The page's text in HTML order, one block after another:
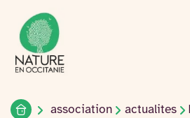
Accéder
au
contenu
Accueil du site
Accueilassociation actualites